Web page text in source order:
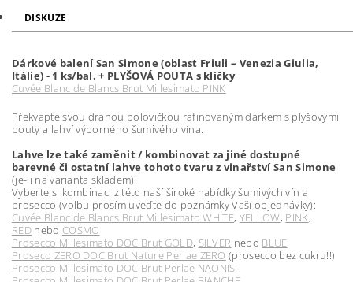
DISKUZE
Dárkové balení San Simone (oblast Friuli – Venezia Giulia,
Itálie) - 1 ks/bal. + PLYŠOVÁ POUTA s klíčky
Cuvée Blanc de Blancs Brut Millesimato PINK
Překvapte svou drahou polovičkou rafinovaným dárkem s plyšovými
pouty a lahví výborného šumivého vína.
Lahve lze také zaměnit / kombinovat za jiné dostupné
barevné či ostatní lahve tohoto tvaru z vinařství San Simone
(je-li na varianta skladem)!
Vyberte si kombinaci z této naší široké nabídky šumivých vín a
prosecco (volbu prosím uveďte do poznámky Vaší objednávky):
Cuvée Blanc de Blancs Brut Millesimato WHITE, YELLOW, PINK,
REDnebo COSMO
Prosecco MIllesimato DOC Brut GOLD, SILVER nebo BLUE
Proseco ZERO DOC Brut Nature Perlae ZERO (prosecco bez cukru!!)
Prosecco Millesimato DOC Brut Perlae NAONIS